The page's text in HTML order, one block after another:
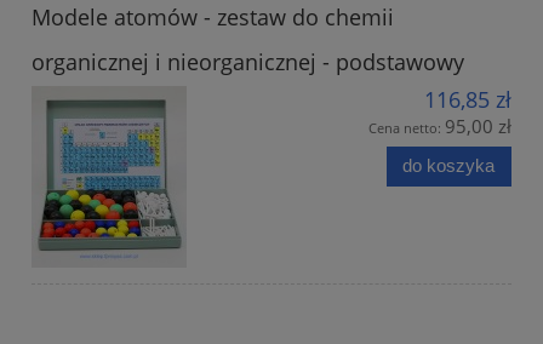
Modele atomów - zestaw do chemii
organicznej i nieorganicznej - podstawowy
116,85 zł
Cena netto: 95,00 zł
do koszyka